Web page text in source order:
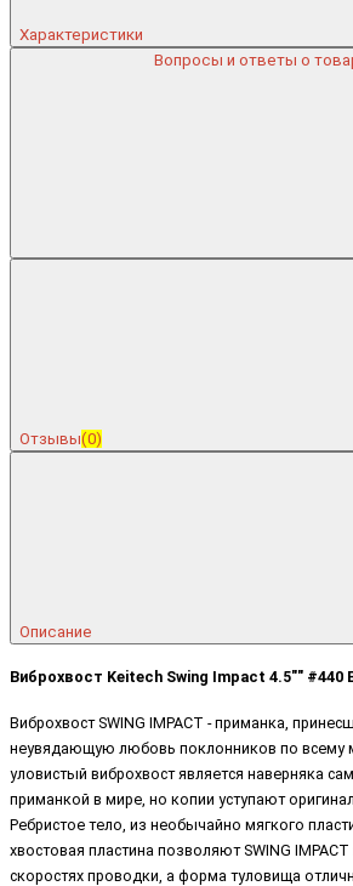
Характеристики
Вопросы и ответы о
Отзывы(0)
Описание
Виброхвост Keitech Swing Impact 4.5"" #440
Виброхвост SWING IMPACT - приманка,
неувядающую любовь поклонников по всему
уловистый виброхвост является наверняка
приманкой в мире, но копии уступают
Ребристое тело, из необычайно мягкого
хвостовая пластина позволяют SWING
скоростях проводки, а форма туловища